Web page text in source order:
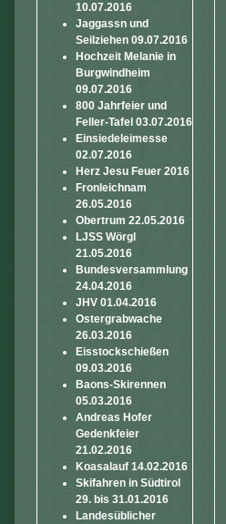
10.07.2016
Jaggassn und
Seilziehen 09.07.2016
Hochzeit Melanie in
Burgwindheim
09.07.2016
800 Jahrfeier und
Feller-Tafel 03.07.2016
Einsiedeleimesse
02.07.2016
Herz Jesu Feuer 2016
Fronleichnam
26.05.2016
Obertrum 22.05.2016
LJSS Wörgl
21.05.2016
Bundesversammlung
24.04.2016
JHV 01.04.2016
Ostergrabwache
26.03.2016
Eisstockschießen
09.03.2016
Baons-Skirennen
05.03.2016
Andreas Hofer
Gedenkfeier
21.02.2016
Koasalauf 14.02.2016
Skifahren in Südtirol
29. bis 31.01.2016
Landesüblicher